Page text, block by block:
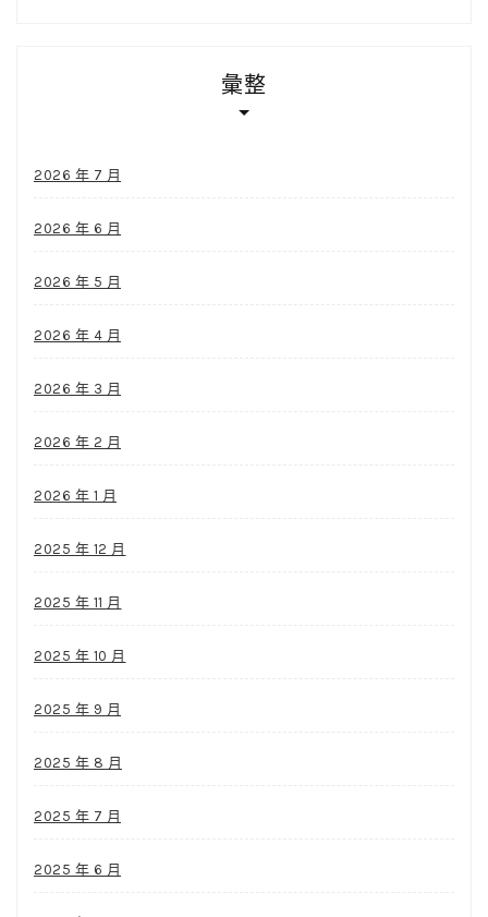
彙整
2026 年 7 月
2026 年 6 月
2026 年 5 月
2026 年 4 月
2026 年 3 月
2026 年 2 月
2026 年 1 月
2025 年 12 月
2025 年 11 月
2025 年 10 月
2025 年 9 月
2025 年 8 月
2025 年 7 月
2025 年 6 月